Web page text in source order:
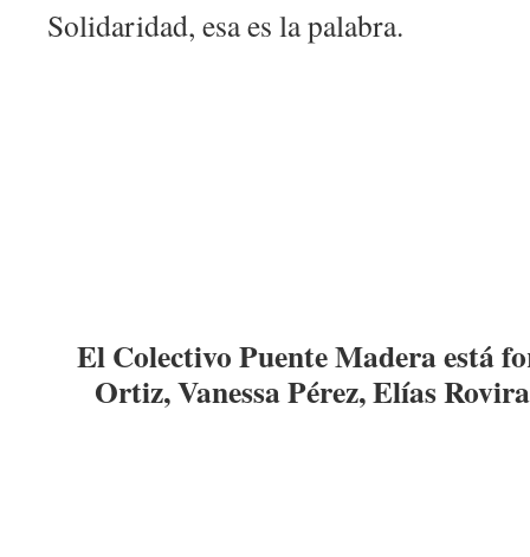
Solidaridad, esa es la palabra.
El Colectivo Puente Madera está
Ortiz, Vanessa Pérez, Elías